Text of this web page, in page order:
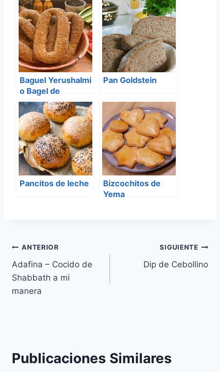
Baguel Yerushalmi
o Bagel de
Jerusalem
Pan Goldstein
Pancitos de leche
Bizcochitos de
Yema
Navegación
de
entradas
ANTERIOR
Adafina – Cocido de
Shabbath a mi
manera
SIGUIENTE
Dip de Cebollino
Publicaciones Similares